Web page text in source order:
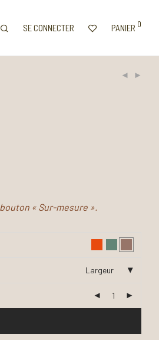
SE CONNECTER PANIER 0
« Sur-mesure ».
Largeur